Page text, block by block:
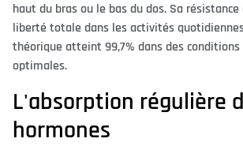
haut du bras ou le bas du dos. Sa
liberté totale dans les activités
théorique atteint 99,7% dans des
optimales.
L'absorption régulière
hormones